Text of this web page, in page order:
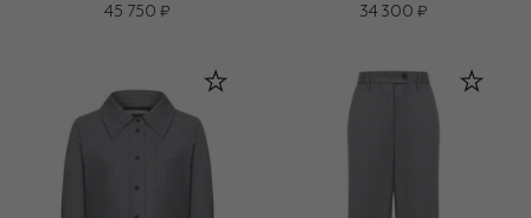
45 750 ₽
34 300 ₽